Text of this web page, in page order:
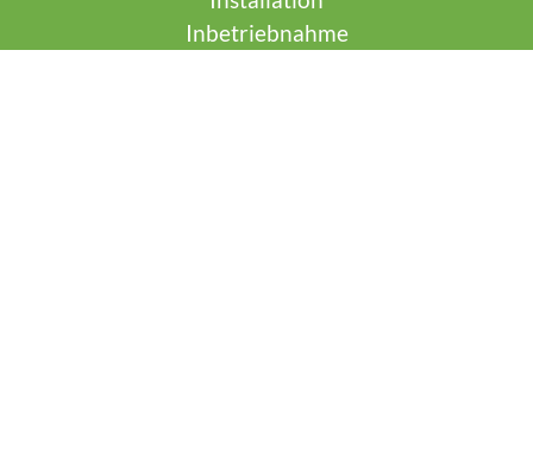
Inbetriebnahme